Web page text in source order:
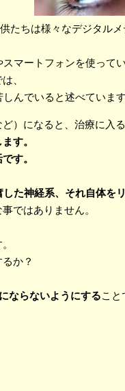
たちは様々なデジタル
マートフォンを使ってい
、
んでいると述べています
）になると、治療に入
す。
す。
た神経系、それ自体を
ではありません。
か？
ならないようにすること